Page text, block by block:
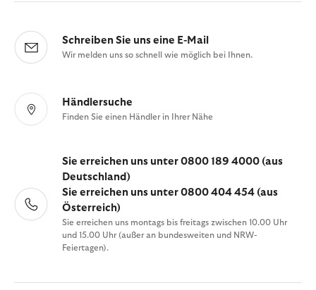
Schreiben Sie uns eine E-Mail
Wir melden uns so schnell wie möglich bei Ihnen.
Händlersuche
Finden Sie einen Händler in Ihrer Nähe
Sie erreichen uns unter 0800 189 4000 (aus
Deutschland)
Sie erreichen uns unter 0800 404 454 (aus
Österreich)
Sie erreichen uns montags bis freitags zwischen 10.00 Uhr
und 15.00 Uhr (außer an bundesweiten und NRW-
Feiertagen).